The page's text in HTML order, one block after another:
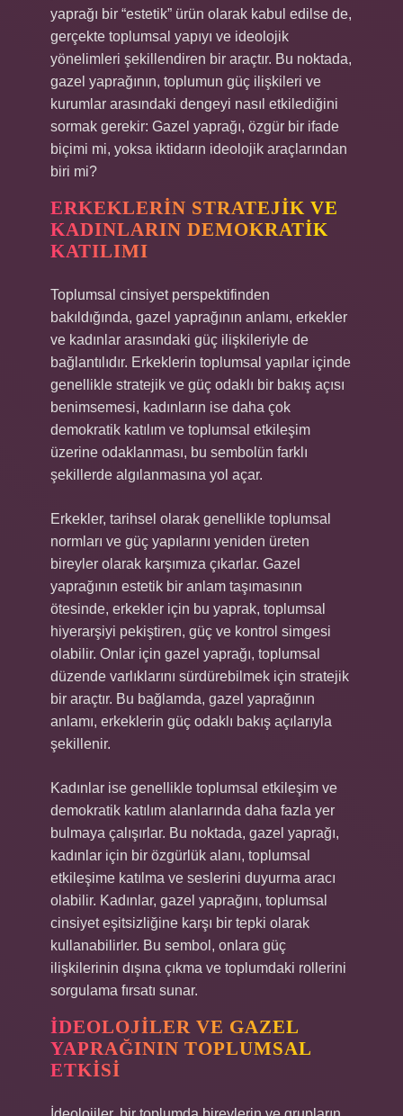
yaprağı bir “estetik” ürün olarak kabul edilse de,
gerçekte toplumsal yapıyı ve ideolojik
yönelimleri şekillendiren bir araçtır. Bu noktada,
gazel yaprağının, toplumun güç ilişkileri ve
kurumlar arasındaki dengeyi nasıl etkilediğini
sormak gerekir: Gazel yaprağı, özgür bir ifade
biçimi mi, yoksa iktidarın ideolojik araçlarından
biri mi?
ERKEKLERIN STRATEJIK VE
KADINLARIN DEMOKRATIK
KATILIMI
Toplumsal cinsiyet perspektifinden
bakıldığında, gazel yaprağının anlamı, erkekler
ve kadınlar arasındaki güç ilişkileriyle de
bağlantılıdır. Erkeklerin toplumsal yapılar içinde
genellikle stratejik ve güç odaklı bir bakış açısı
benimsemesi, kadınların ise daha çok
demokratik katılım ve toplumsal etkileşim
üzerine odaklanması, bu sembolün farklı
şekillerde algılanmasına yol açar.
Erkekler, tarihsel olarak genellikle toplumsal
normları ve güç yapılarını yeniden üreten
bireyler olarak karşımıza çıkarlar. Gazel
yaprağının estetik bir anlam taşımasının
ötesinde, erkekler için bu yaprak, toplumsal
hiyerarşiyi pekiştiren, güç ve kontrol simgesi
olabilir. Onlar için gazel yaprağı, toplumsal
düzende varlıklarını sürdürebilmek için stratejik
bir araçtır. Bu bağlamda, gazel yaprağının
anlamı, erkeklerin güç odaklı bakış açılarıyla
şekillenir.
Kadınlar ise genellikle toplumsal etkileşim ve
demokratik katılım alanlarında daha fazla yer
bulmaya çalışırlar. Bu noktada, gazel yaprağı,
kadınlar için bir özgürlük alanı, toplumsal
etkileşime katılma ve seslerini duyurma aracı
olabilir. Kadınlar, gazel yaprağını, toplumsal
cinsiyet eşitsizliğine karşı bir tepki olarak
kullanabilirler. Bu sembol, onlara güç
ilişkilerinin dışına çıkma ve toplumdaki rollerini
sorgulama fırsatı sunar.
İDEOLOJILER VE GAZEL
YAPRAĞININ TOPLUMSAL
ETKISI